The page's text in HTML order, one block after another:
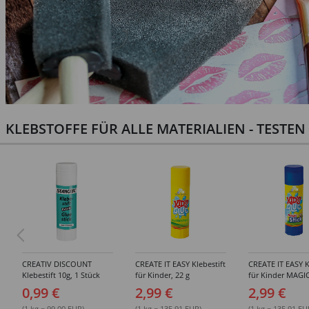
KLEBSTOFFE FÜR ALLE MATERIALIEN -
CREATIV DISCOUNT
Klebestift 10g, 1 Stück
0,99 €
CREATE IT EASY Klebestift
für Kinder, 22 g
2,99 €
CREATE IT
für Kinder
2,99 €